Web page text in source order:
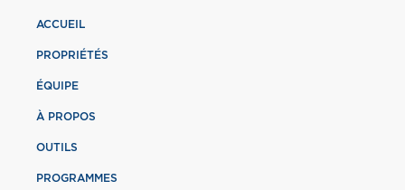
ACCUEIL
PROPRIÉTÉS
ÉQUIPE
À PROPOS
OUTILS
PROGRAMMES